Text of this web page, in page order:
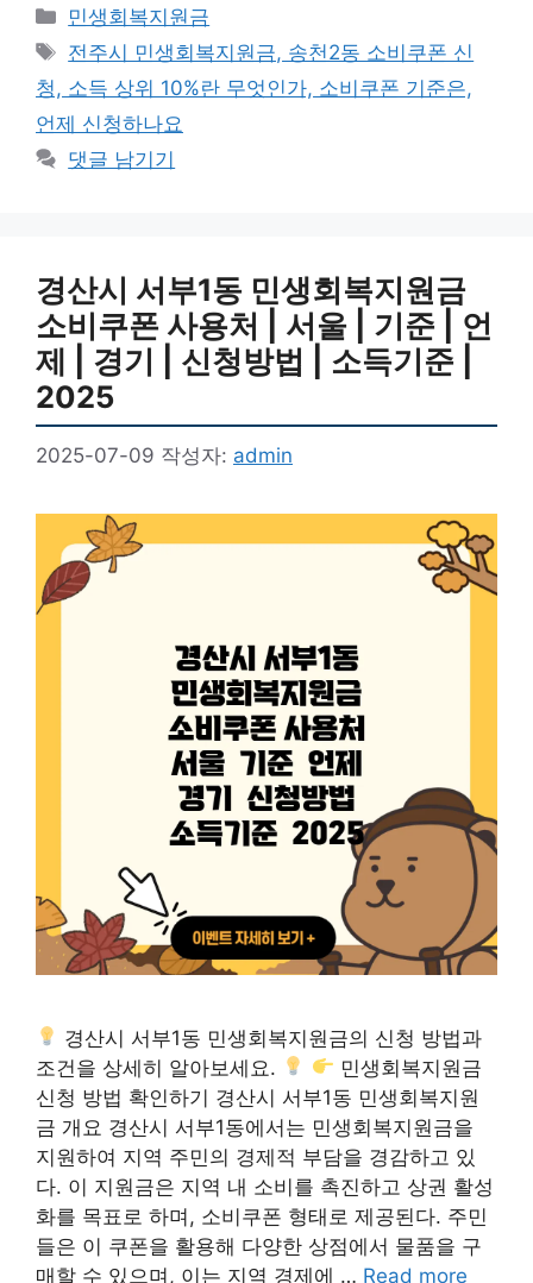
카
테
리
민생회복지원금
태
그
전주시 민생회복지원금, 송천2동 소비쿠폰 신
청, 소득 상위 10%란 무엇인가, 소비쿠폰 기준은,
언제 신청하나요
댓글 남기기
경산시 서부1동 민생회복지원금
소비쿠폰 사용처 | 서울 | 기준 | 언
제 | 경기 | 신청방법 | 소득기준 |
2025
2025-07-09 작성자: admin
경산시 서부1동 민생회복지원금의 신청 방법과
조건을 상세히 알아보세요.
민생회복지원금
신청 방법 확인하기 경산시 서부1동 민생회복지원
금 개요 경산시 서부1동에서는 민생회복지원금을
지원하여 지역 주민의 경제적 부담을 경감하고 있
다. 이 지원금은 지역 내 소비를 촉진하고 상권 활성
화를 목표로 하며, 소비쿠폰 형태로 제공된다. 주민
들은 이 쿠폰을 활용해 다양한 상점에서 물품을 구
매할 수 있으며, 이는 지역 경제에 … Read more